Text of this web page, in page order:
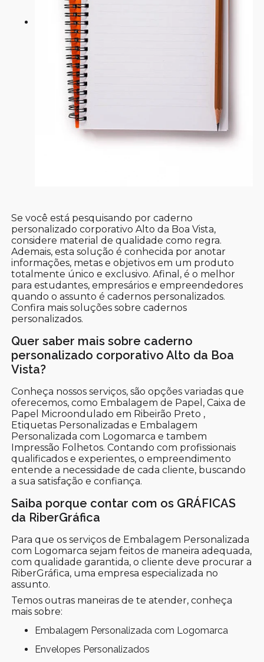
Se você está pesquisando por caderno
personalizado corporativo Alto da Boa Vista,
considere material de qualidade como regra.
Ademais, esta solução é conhecida por anotar
informações, metas e objetivos em um produto
totalmente único e exclusivo. Afinal, é o melhor
para estudantes, empresários e empreendedores
quando o assunto é cadernos personalizados.
Confira mais soluções sobre cadernos
personalizados.
Quer saber mais sobre caderno
personalizado corporativo Alto da Boa
Vista?
Conheça nossos serviços, são opções variadas que
oferecemos, como Embalagem de Papel, Caixa de
Papel Microondulado em Ribeirão Preto ,
Etiquetas Personalizadas e Embalagem
Personalizada com Logomarca e tambem
Impressão Folhetos. Contando com profissionais
qualificados e experientes, o empreendimento
entende a necessidade de cada cliente, buscando
a sua satisfação e confiança.
Saiba porque contar com os GRÁFICAS
da RiberGráfica
Para que os serviços de Embalagem Personalizada
com Logomarca sejam feitos de maneira adequada,
com qualidade garantida, o cliente deve procurar a
RiberGráfica, uma empresa especializada no
assunto.
Temos outras maneiras de te atender, conheça
mais sobre:
Embalagem Personalizada com Logomarca
Envelopes Personalizados